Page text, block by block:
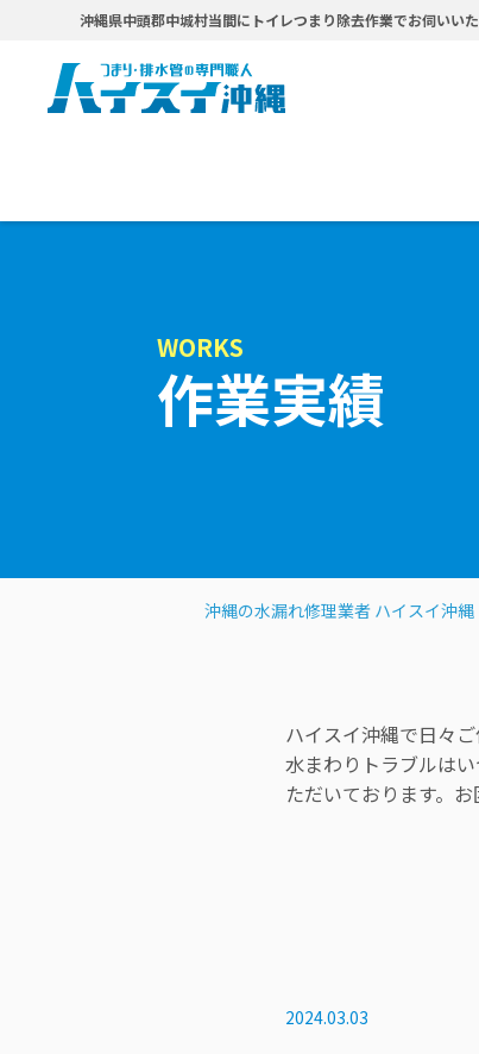
沖縄県中頭郡中城村当間にトイレつまり除去作業でお伺いい
WORKS
作業実績
沖縄の水漏れ修理業者 ハイスイ沖縄
ハイスイ沖縄で日々
水まわりトラブルは
ただいております。
2024.03.03